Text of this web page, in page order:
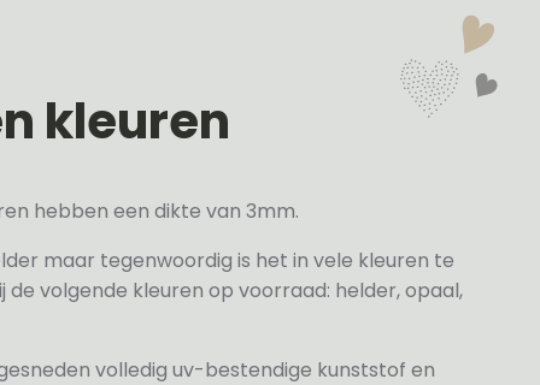
kleuren
hebben een dikte van 3mm.
maar tegenwoordig is het in vele kleuren te
de volgende kleuren op voorraad: helder, opaal,
volledig uv-bestendige kunststof en